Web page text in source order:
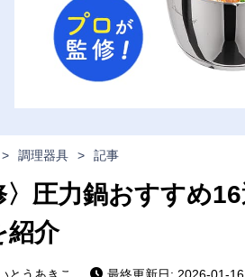
> 調理器具 > 記事
〉圧力鍋おすすめ
紹介
とうあきこ
最終更新日: 2026-01-16